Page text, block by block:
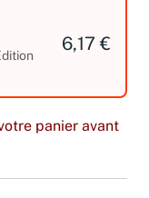
6,17 €
panier avant